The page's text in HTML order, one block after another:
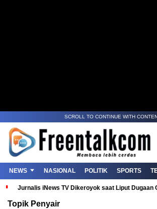
SCROLL TO CONTINUE WITH
NEWS NASIONAL POLITIK SPORTS
Jurnalis iNews TV Dikeroyok saat Liput Dugaan
Topik Penyair